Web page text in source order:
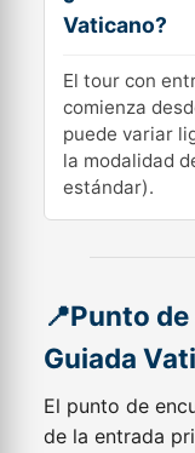
Vaticano?
El tour con
comienza
puede variar
la modalidad
estándar).
📍Punto
Guiada
El punto de
de la entrada